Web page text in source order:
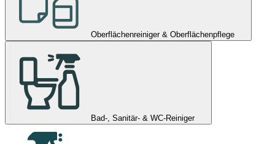
Oberflächenreiniger & Oberflächenpflege
Bad-, Sanitär- & WC-Reiniger